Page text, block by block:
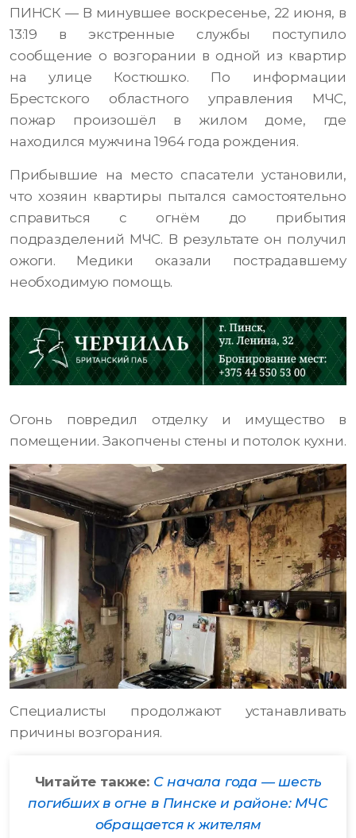
ПИНСК — В минувшее воскресенье, 22 июня, в
13:19 в экстренные службы поступило
сообщение о возгорании в одной из квартир
на улице Костюшко. По информации
Брестского областного управления МЧС,
пожар произошёл в жилом доме, где
находился мужчина 1964 года рождения.
Прибывшие на место спасатели установили,
что хозяин квартиры пытался самостоятельно
справиться с огнём до прибытия
подразделений МЧС. В результате он получил
ожоги. Медики оказали пострадавшему
необходимую помощь.
Огонь повредил отделку и имущество в
помещении. Закопчены стены и потолок кухни.
Специалисты продолжают устанавливать
причины возгорания.
Читайте также: С начала года — шесть
погибших в огне в Пинске и районе: МЧС
обращается к жителям